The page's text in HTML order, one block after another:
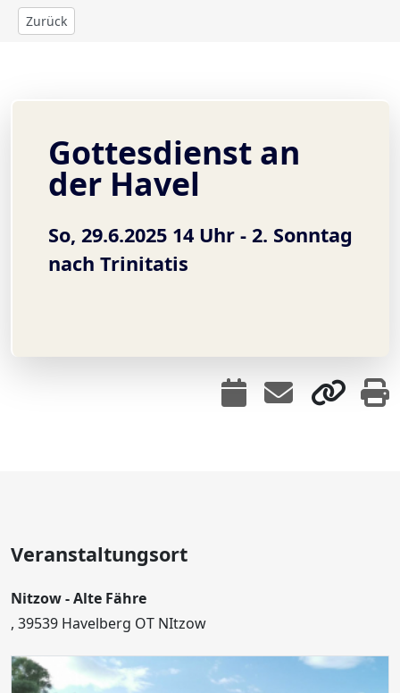
Zurück
Gottesdienst an
der Havel
So, 29.6.2025 14 Uhr - 2. Sonntag
nach Trinitatis
Veranstaltungsort
Nitzow - Alte Fähre
, 39539 Havelberg OT NItzow